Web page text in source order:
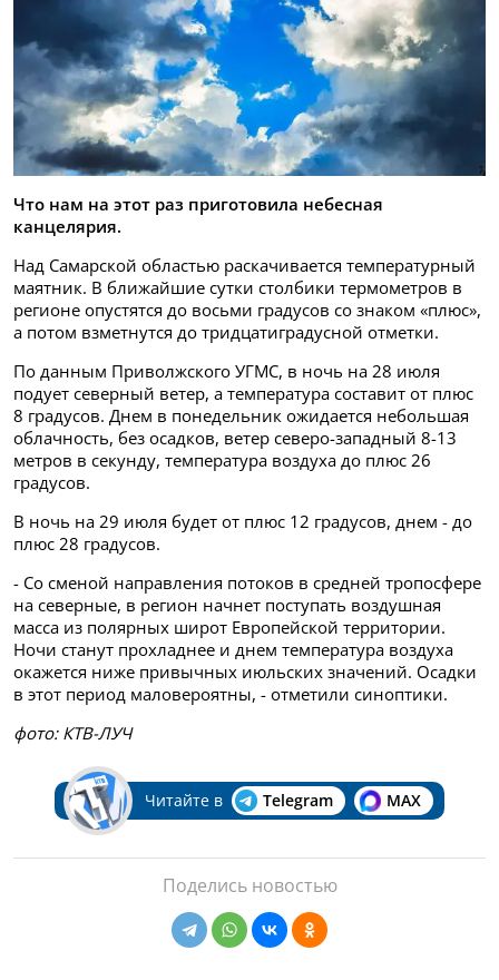
Что нам на этот раз приготовила небесная
канцелярия.
Над Самарской областью раскачивается температурный
маятник. В ближайшие сутки столбики термометров в
регионе опустятся до восьми градусов со знаком «плюс»,
а потом взметнутся до тридцатиградусной отметки.
По данным Приволжского УГМС, в ночь на 28 июля
подует северный ветер, а температура составит от плюс
8 градусов. Днем в понедельник ожидается небольшая
облачность, без осадков, ветер северо-западный 8-13
метров в секунду, температура воздуха до плюс 26
градусов.
В ночь на 29 июля будет от плюс 12 градусов, днем - до
плюс 28 градусов.
- Со сменой направления потоков в средней тропосфере
на северные, в регион начнет поступать воздушная
масса из полярных широт Европейской территории.
Ночи станут прохладнее и днем температура воздуха
окажется ниже привычных июльских значений. Осадки
в этот период маловероятны, - отметили синоптики.
фото: КТВ-ЛУЧ
Читайте в Telegram MAX
Поделись новостью